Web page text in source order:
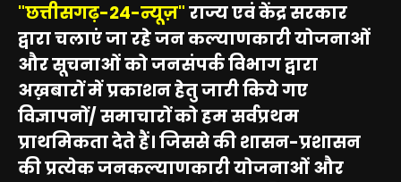
"छत्तीसगढ़-24-न्यूज़"राज्य एवं केंद्र सरकार
द्वारा चलाएं जा रहे जन कल्याणकारी योजनाओं
और सूचनाओं को जनसंपर्क विभाग द्वारा
अख़बारों में प्रकाशन हेतु जारी किये गए
विज्ञापनों/ समाचारों को हम सर्वप्रथम
प्राथमिकता देते हैं। जिससे की शासन-प्रशासन
की प्रत्येक जनकल्याणकारी योजनाओं और